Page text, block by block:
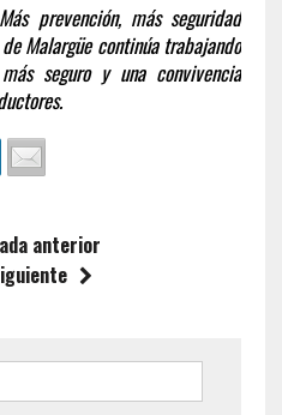
prevención, más seguridad
Malargüe continúa trabajando
seguro y una convivencia
anterior